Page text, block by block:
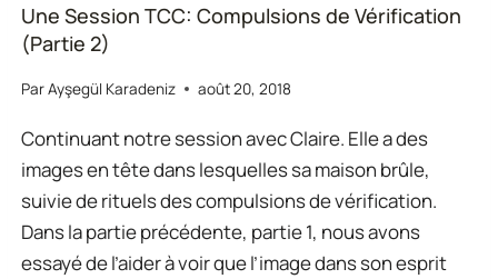
Une Session TCC: Compulsions de Vérification
(Partie 2)
ParAyşegül Karadeniz août 20, 2018
Continuant notre session avec Claire. Elle a des
images en tête dans lesquelles sa maison brûle,
suivie de rituels des compulsions de vérification.
Dans la partie précédente, partie 1, nous avons
essayé de l’aider à voir que l’image dans son esprit